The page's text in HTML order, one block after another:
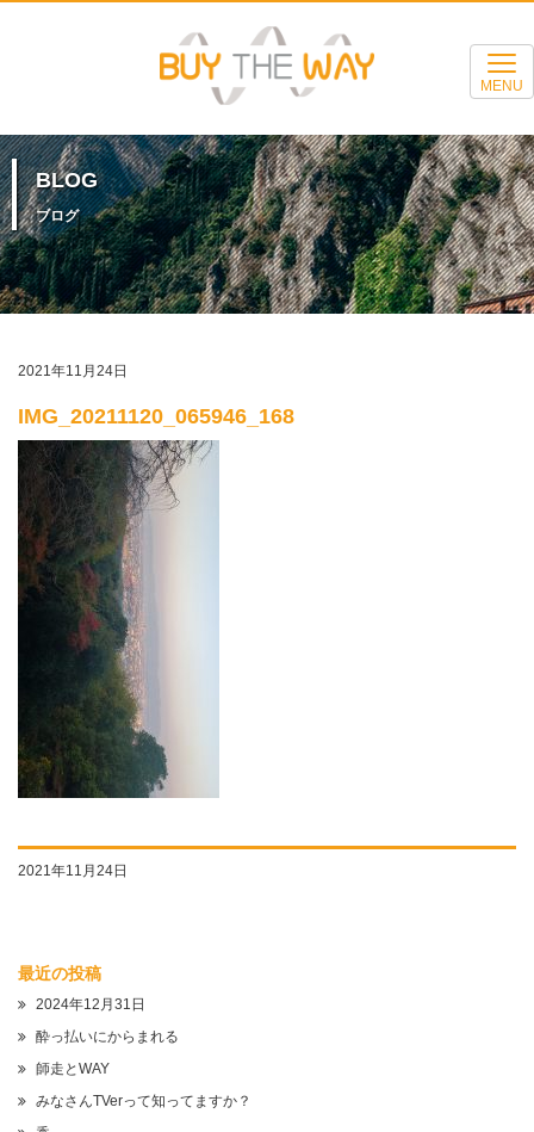
MENU
BLOG
ブログ
2021年11月24日
IMG_20211120_065946_168
2021年11月24日
最近の投稿
2024年12月31日
酔っ払いにからまれる
師走とWAY
みなさんTVerって知ってますか？